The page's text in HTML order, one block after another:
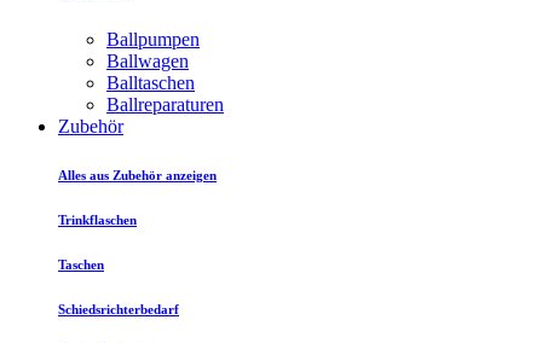
Ballpumpen
Ballwagen
Balltaschen
Ballreparaturen
Zubehör
Alles aus Zubehör anzeigen
Trinkflaschen
Taschen
Schiedsrichterbedarf